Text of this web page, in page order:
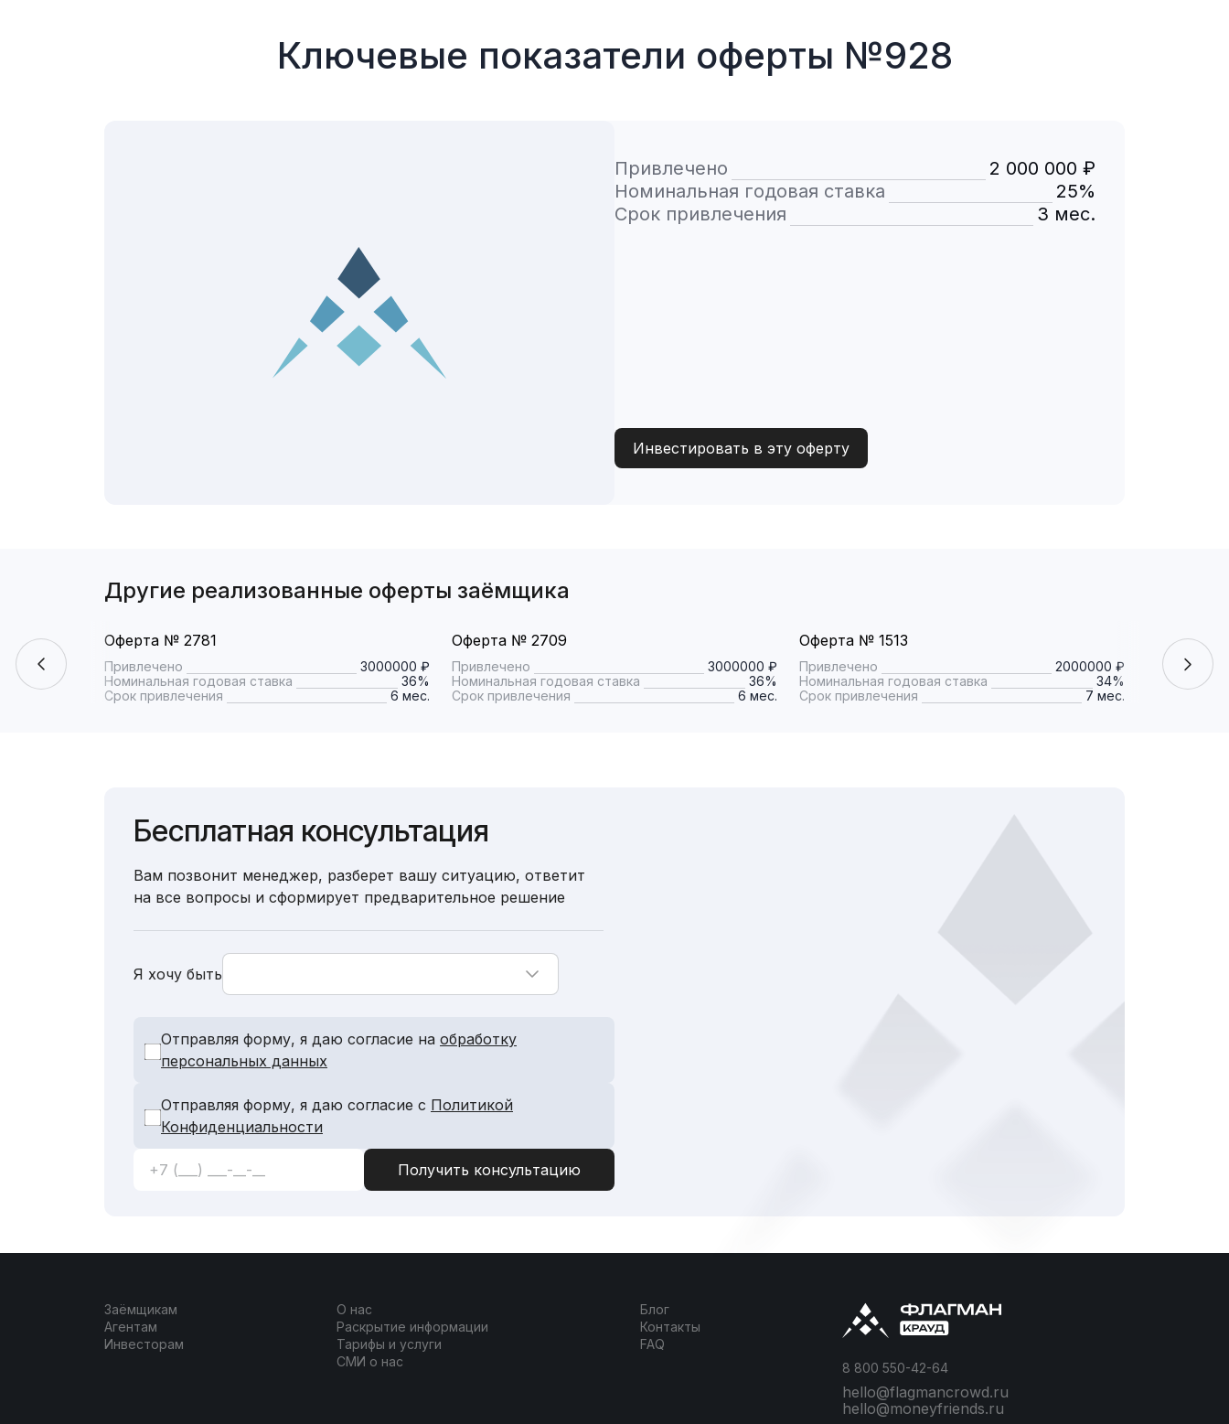
Ключевые показатели оферты №928
Привлечено
2 000 000 ₽
Номинальная годовая ставка
25%
Срок привлечения
3 мес.
Инвестировать в эту оферту
Другие реализованные оферты заёмщика
Оферта № 2781
Привлечено
3000000 ₽
Номинальная годовая ставка
36%
Срок привлечения
6 мес.
Оферта № 2709
Привлечено
3000000 ₽
Номинальная годовая ставка
36%
Срок привлечения
6 мес.
Оферта № 1513
Привлечено
2000000 ₽
Номинальная годовая ставка
34%
Срок привлечения
7 мес.
Оферта №
Привлечено
Бесплатная консультация
Вам позвонит менеджер, разберет вашу ситуацию, ответит
на все вопросы и сформирует предварительное решение
Я хочу быть
Отправляя форму, я даю согласие на обработку
персональных данных
Отправляя форму, я даю согласие с Политикой
Конфиденциальности
Заёмщикам
Агентам
Инвесторам
О нас
Раскрытие информации
Тарифы и услуги
СМИ о нас
Блог
Контакты
FAQ
8 800 550-42-64
hello@flagmancrowd.ru
hello@moneyfriends.ru